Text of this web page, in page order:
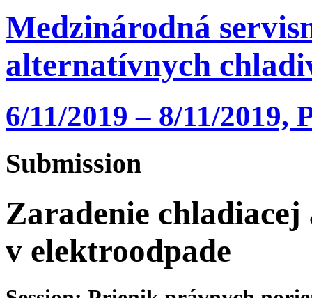
Medzinárodná
alternatívnych
6/11/2019 – 8/11/2019,
Submission
Zaradenie
v elektroodpade